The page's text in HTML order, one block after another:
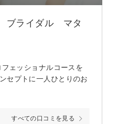
ブライダル マタ
ェッショナルコースを
セプトに一人ひとりのお
すべての口コミを見る